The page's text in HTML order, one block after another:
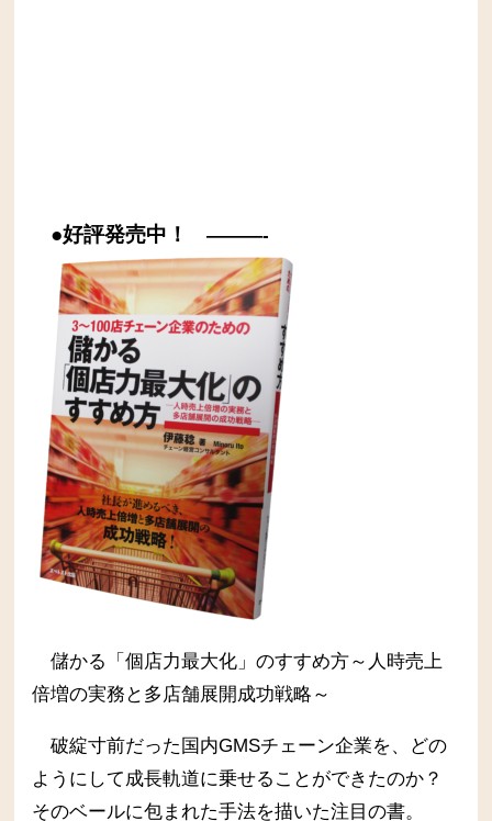
●好評発売中！ ———-
儲かる「個店力最大化」のすすめ方～人時売上
倍増の実務と多店舗展開成功戦略～
破綻寸前だった国内GMSチェーン企業を、どの
ようにして成長軌道に乗せることができたのか？
そのベールに包まれた手法を描いた注目の書。